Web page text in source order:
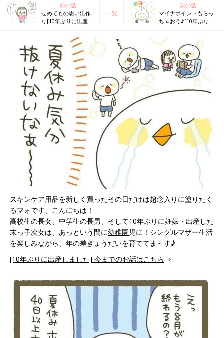
前の話
せめてもの思い出作
り[10年ぶりに出産し
一覧
次の話
マイナポイントもらっ
ちゃおう♪[10年ぶりに
スキンケア用品を新しく買ったその日だけは超念入りに塗りたく
るマォです、こんにちは！
高校生の長女、中学生の長男、そして10年ぶりに妊娠・出産した
末っ子次女は、あっという間に幼稚園児に！シングルマザー生活
を楽しみながら、年の差きょうだいを育ててま～す♪
[10年ぶりに出産しました] 今までのお話はこちら